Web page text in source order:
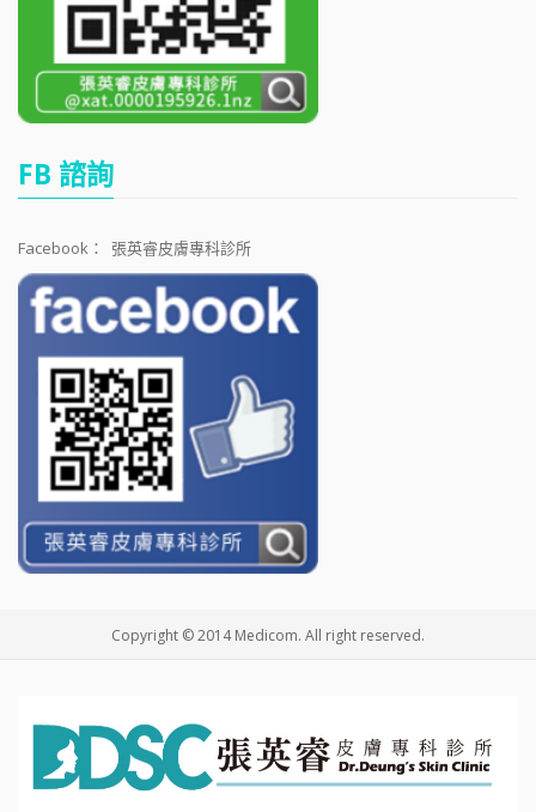
FB 諮詢
Facebook： 張英睿皮膚專科診所
Copyright © 2014 Medicom. All right reserved.